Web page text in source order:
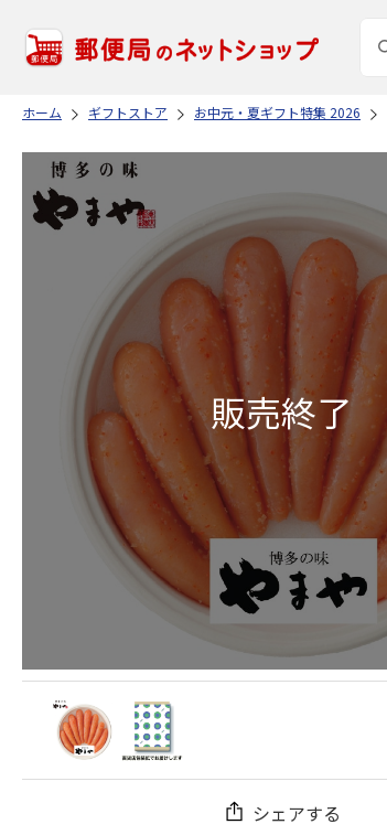
ホーム ギフトストア お中元・夏ギフト特集 2026
シェアする